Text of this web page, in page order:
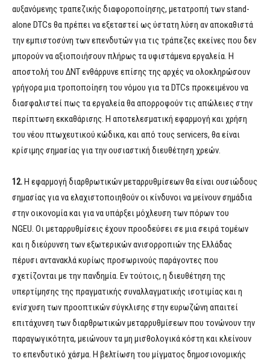
αυξανόμενης τραπεζικής διαφοροποίησης, μετατροπή των stand-
alone DTCs θα πρέπει να εξεταστεί ως ύστατη λύση αν αποκαθιστά
την εμπιστοσύνη των επενδυτών για τις τράπεζες εκείνες που δεν
μπορούν να αξιοποιήσουν πλήρως τα υφιστάμενα εργαλεία. Η
αποστολή του ΔΝΤ ενθάρρυνε επίσης της αρχές να ολοκληρώσουν
γρήγορα μια τροποποίηση του νόμου για τα DTCs προκειμένου να
διασφαλιστεί πως τα εργαλεία θα απορροφούν τις απώλειες στην
περίπτωση εκκαθάρισης. Η αποτελεσματική εφαρμογή και χρήση
του νέου πτωχευτικού κώδικα, και από τους servicers, θα είναι
κρίσιμης σημασίας για την ουσιαστική διευθέτηση χρεών.
12.Η εφαρμογή διαρθρωτικών μεταρρυθμίσεων θα είναι ουσιώδους
σημασίας για να ελαχιστοποιηθούν οι κίνδυνοι να μείνουν σημάδια
στην οικονομία και για να υπάρξει μόχλευση των πόρων του
NGEU. Οι μεταρρυθμίσεις έχουν προοδεύσει σε μια σειρά τομέων
και η διεύρυνση των εξωτερικών ανισορροπιών της Ελλάδας
πέρυσι αντανακλά κυρίως προσωρινούς παράγοντες που
σχετίζονται με την πανδημία. Εν τούτοις, η διευθέτηση της
υπερτίμησης της πραγματικής συναλλαγματικής ισοτιμίας και η
ενίσχυση των προοπτικών σύγκλισης στην ευρωζώνη απαιτεί
επιτάχυνση των διαρθρωτικών μεταρρυθμίσεων που τονώνουν την
παραγωγικότητα, μειώνουν τα μη μισθολογικά κόστη και κλείνουν
το επενδυτικό χάσμα. Η βελτίωση του μίγματος δημοσιονομικής